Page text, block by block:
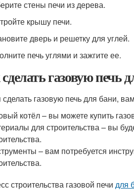
стены печи из дерева.
крышу печи.
дверь и решетку для углей.
печь углями и зажгите ее.
газовую печь
газовую печь для бани,
котёл – вы можете купить
для строительства – вы
– вам потребуется
строительства газовой печи для